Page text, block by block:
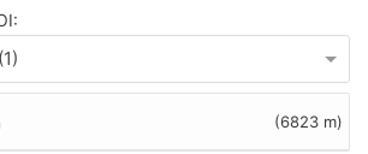
(6823 m)